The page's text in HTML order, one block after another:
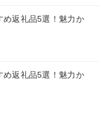
め返礼品5選！魅力か
め返礼品5選！魅力か